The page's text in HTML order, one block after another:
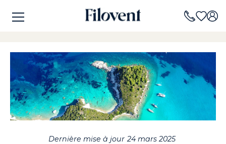
Dernière mise à jour 24 mars 2025